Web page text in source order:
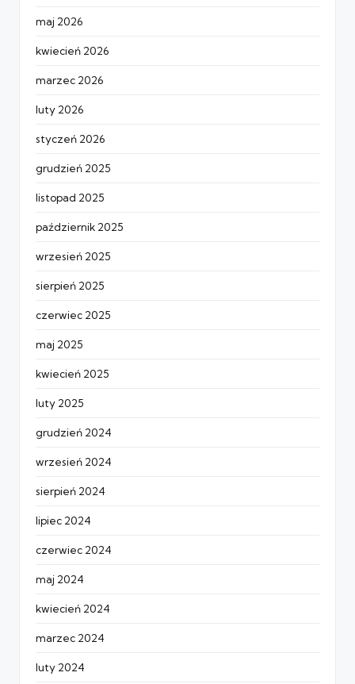
maj 2026
kwiecień 2026
marzec 2026
luty 2026
styczeń 2026
grudzień 2025
listopad 2025
październik 2025
wrzesień 2025
sierpień 2025
czerwiec 2025
maj 2025
kwiecień 2025
luty 2025
grudzień 2024
wrzesień 2024
sierpień 2024
lipiec 2024
czerwiec 2024
maj 2024
kwiecień 2024
marzec 2024
luty 2024